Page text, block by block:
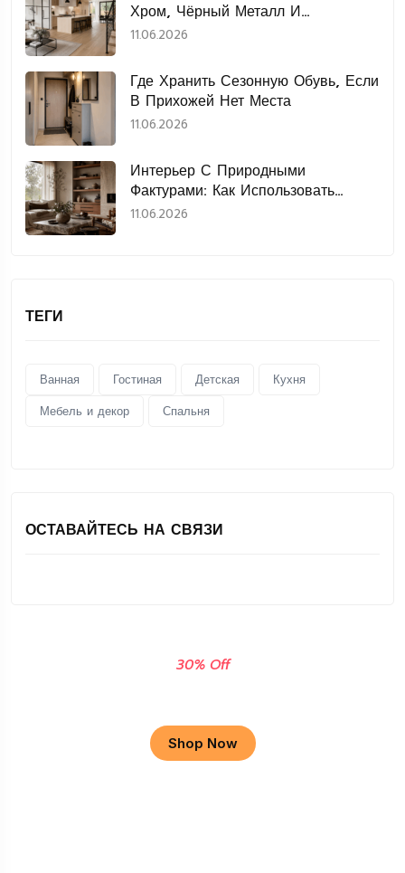
Хром, Чёрный Металл И
Нержавеющая Сталь
11.06.2026
Где Хранить Сезонную Обувь, Если
В Прихожей Нет Места
11.06.2026
Интерьер С Природными
Фактурами: Как Использовать
Дерево, Камень, Лён И Керамику
11.06.2026
ТЕГИ
Ванная Гостиная Детская
Кухня
Мебель и декор
Спальня
ОСТАВАЙТЕСЬ НА СВЯЗИ
30% Off
Shop Now